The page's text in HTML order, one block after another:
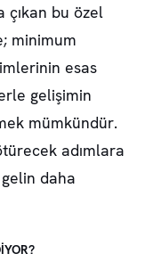
çıkan bu özel
minimum
esas
gelişimin
mümkündür.
adımlara
daha